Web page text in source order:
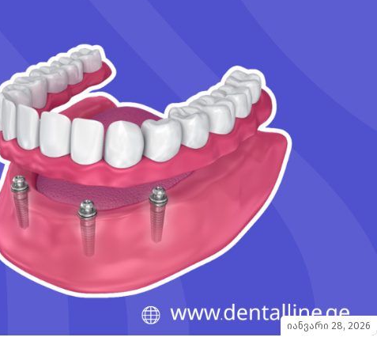
იანვარი 28, 2026